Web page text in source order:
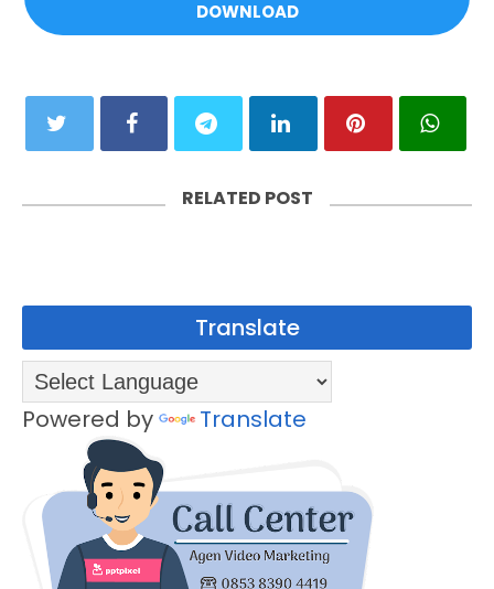
DOWNLOAD
RELATED POST
Translate
Powered by Translate